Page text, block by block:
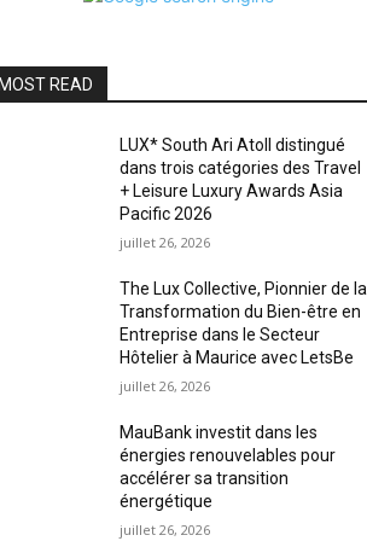
READ
LUX* South Ari Atoll distingué
dans trois catégories des Travel
+ Leisure Luxury Awards Asia
Pacific 2026
juillet 26, 2026
The Lux Collective, Pionnier de la
Transformation du Bien-être en
Entreprise dans le Secteur
Hôtelier à Maurice avec LetsBe
juillet 26, 2026
MauBank investit dans les
énergies renouvelables pour
accélérer sa transition
énergétique
juillet 26, 2026